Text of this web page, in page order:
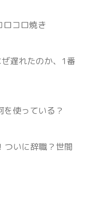
ロコロ焼き
遅れたのか、1番
使っている？
ついに辞職？世間